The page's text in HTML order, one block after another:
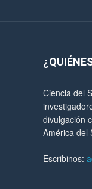
Ciencia del
divulgación
América del
Escribinos: